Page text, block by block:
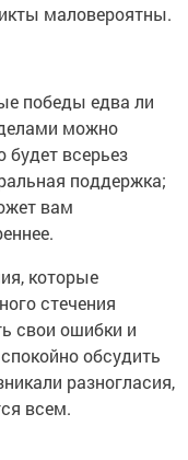
маловероятны.
победы едва ли
можно
будет всерьез
поддержка;
вам
которые
стечения
свои ошибки и
обсудить
разногласия,
всем.